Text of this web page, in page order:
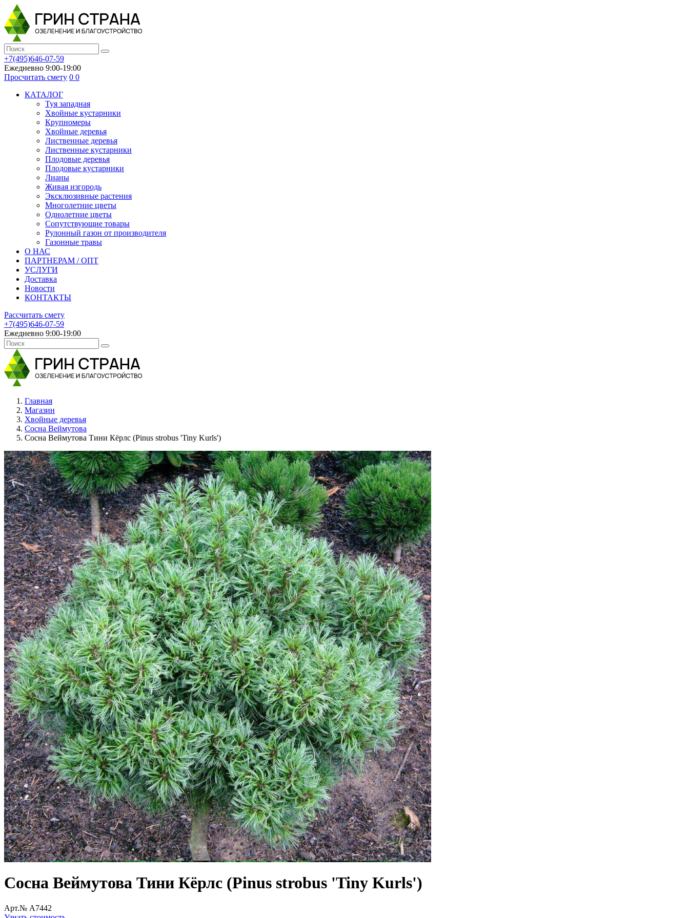
+7(495)646-07-59
Ежедневно 9:00-19:00
Просчитать смету 0 0
КАТАЛОГ
Туя западная
Хвойные кустарники
Крупномеры
Хвойные деревья
Лиственные деревья
Лиственные кустарники
Плодовые деревья
Плодовые кустарники
Лианы
Живая изгородь
Эксклюзивные растения
Многолетние цветы
Однолетние цветы
Сопутствующие товары
Рулонный газон от производителя
Газонные травы
О НАС
ПАРТНЕРАМ / ОПТ
УСЛУГИ
Доставка
Новости
КОНТАКТЫ
Рассчитать смету
+7(495)646-07-59
Ежедневно 9:00-19:00
Главная
Магазин
Хвойные деревья
Сосна Веймутова
Сосна Веймутова Тини Кёрлс (Pinus strobus 'Tiny Kurls')
Сосна Веймутова Тини Кёрлс (Pinus strobus 'Tiny Kurls')
Арт.№ A7442